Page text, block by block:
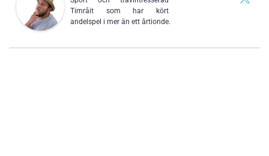
Timråit som har kört
andelspel i mer än ett årtionde.